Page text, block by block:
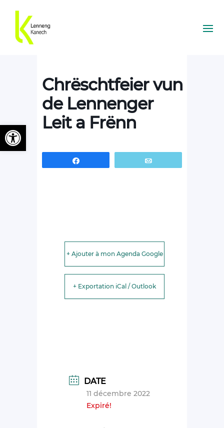
Chrëschtfeier vun
de Lennenger
Leit a Frënn
+ Ajouter à mon Agenda Google
+ Exportation iCal / Outlook
DATE
11 décembre 2022
Expiré!
Ouvrir la barre d’outils